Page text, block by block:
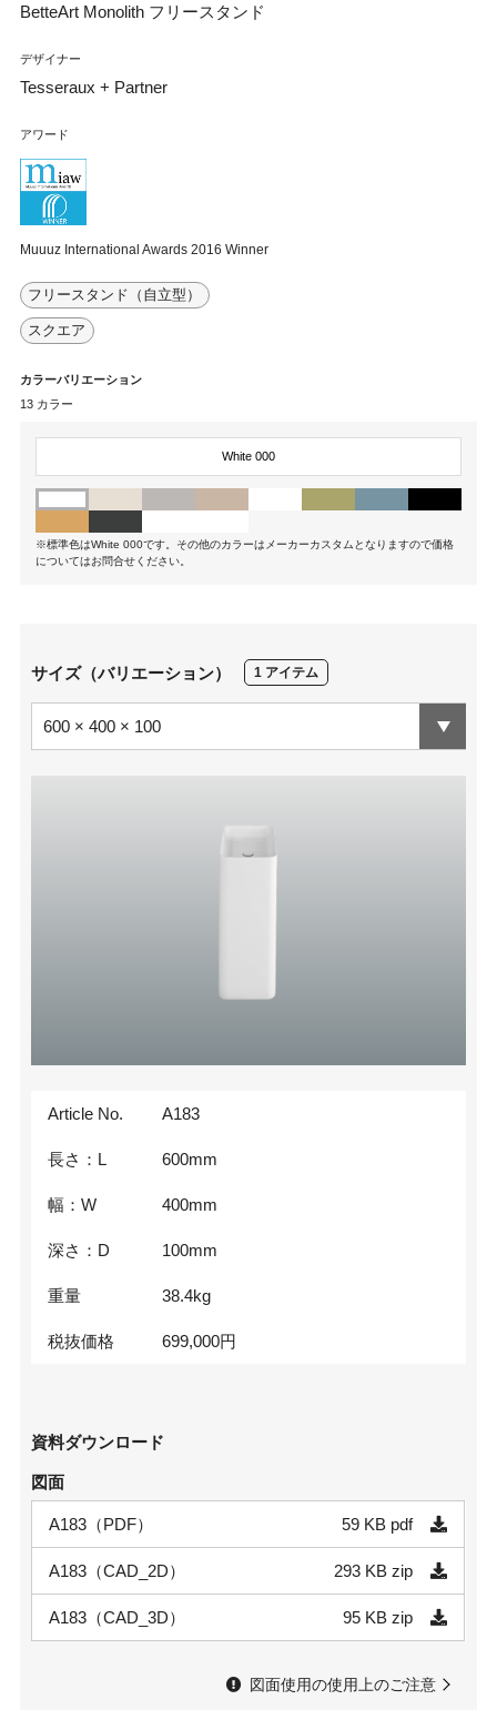
BetteArt Monolith フリースタンド
デザイナー
Tesseraux + Partner
アワード
Muuuz International Awards 2016 Winner
フリースタンド（自立型）
スクエア
カラーバリエーション
13 カラー
White 000
※標準色はWhite 000です。その他のカラーはメーカーカスタムとなりますので価格
についてはお問合せください。
サイズ（バリエーション） 1 アイテム
600 × 400 × 100
Article No. A183
長さ：L 600mm
幅：W 400mm
深さ：D 100mm
重量 38.4kg
税抜価格 699,000円
資料ダウンロード
図面
A183（PDF） 59 KB pdf
A183（CAD_2D） 293 KB zip
A183（CAD_3D） 95 KB zip
図面使用の使用上のご注意